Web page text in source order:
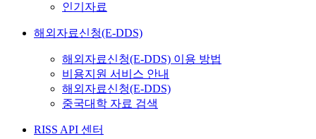
인기자료
해외자료신청(E-DDS)
해외자료신청(E-DDS) 이용 방법
비용지원 서비스 안내
해외자료신청(E-DDS)
중국대학 자료 검색
RISS API 센터